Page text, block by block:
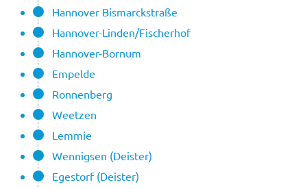
Hannover Bismarckstraße
Hannover-Linden/Fischerhof
Hannover-Bornum
Empelde
Ronnenberg
Weetzen
Lemmie
Wennigsen (Deister)
Egestorf (Deister)